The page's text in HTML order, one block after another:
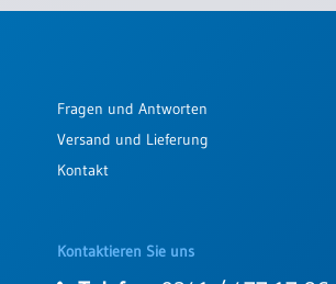
Fragen und Antworten
Versand und Lieferung
Kontakt
Kontaktieren Sie uns